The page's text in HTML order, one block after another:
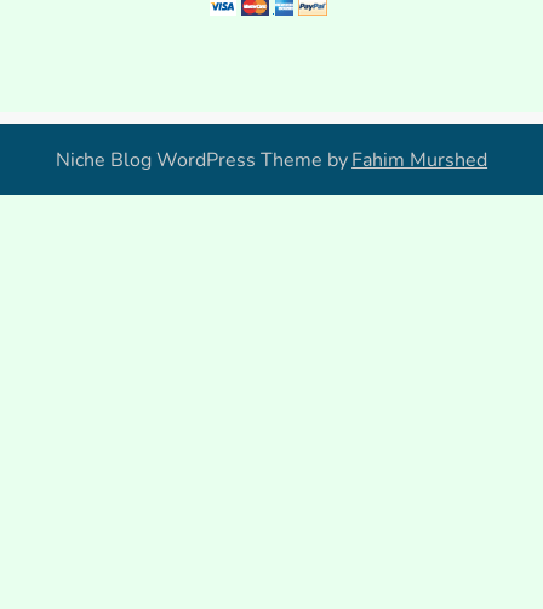
Niche Blog WordPress Theme byFahim Murshed